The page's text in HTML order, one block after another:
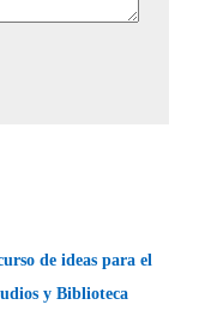
de ideas para el
y Biblioteca